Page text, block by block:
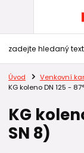
Úvod Venkovní
KG koleno DN 125 -
KG
SN 8)